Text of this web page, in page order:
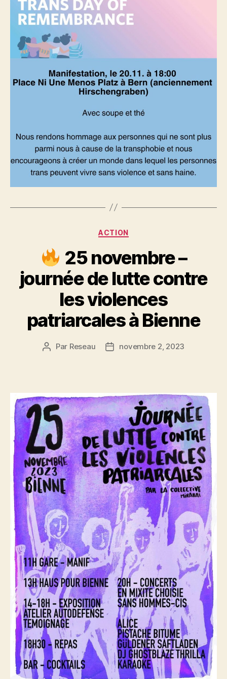
Catégories
ACTION
25 novembre –
journée de lutte contre
les violences
patriarcales à Bienne
Auteur
Par Reseau
Datenovembre 2, 2023